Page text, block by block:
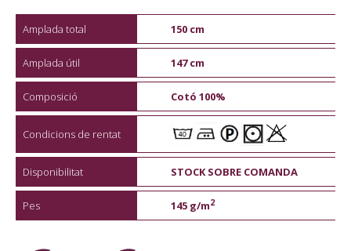
Amplada total 150 cm
Amplada útil 147 cm
Composició Cotó 100%
Condicions de rentat
Disponibilitat STOCK SOBRE COMANDA
Pes 145 g/m2